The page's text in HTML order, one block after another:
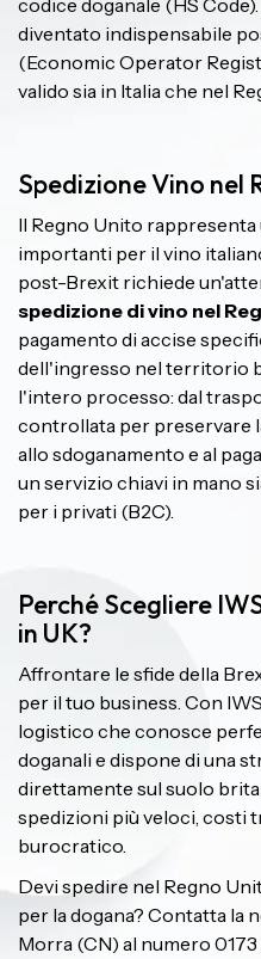
codice doganale (HS
diventato indispensabile
(Economic Operator
valido sia in Italia che nel
Spedizione Vino nel
Il Regno Unito
importanti per il vino
post-Brexit richiede
spedizione di vino nel
pagamento di accise
dell'ingresso nel territorio
l'intero processo: dal
controllata per preservare
allo sdoganamento e al
un servizio chiavi in mano
per i privati (B2C).
Perché Scegliere
in UK?
Affrontare le sfide della
per il tuo business. Con
logistico che conosce
doganali e dispone di una
direttamente sul suolo
spedizioni più veloci, costi
burocratico.
Devi spedire nel Regno
per la dogana? Contatta la
Morra (CN) al numero